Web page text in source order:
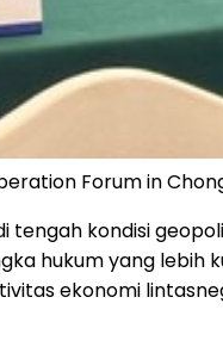
Forum in
tengah kondisi
hukum yang
ekonomi